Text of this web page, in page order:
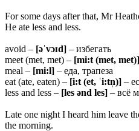
For some days after that, Mr
He ate less and less.
avoid – [əˈvɔɪd] – избегать
meet (met, met) – [mi:t (met, met)]
meal – [mi:l] – еда, трапеза
eat (ate, eaten) – [i:t (et, ˈi:tn̩)] –
less and less – [les ənd les] – всё
Late one night I heard him leave
the morning.